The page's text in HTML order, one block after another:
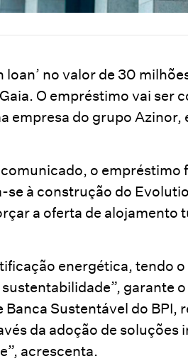
loan’ no valor de 30
O empréstimo vai ser
empresa do grupo Azinor,
o
se à construção do
a oferta de alojamento
energética, tendo
garante
Sustentável do BPI,
da adoção de soluções
acrescenta.